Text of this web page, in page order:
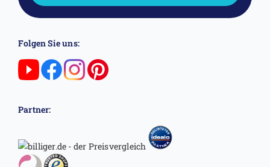
Folgen Sie uns:
Partner: